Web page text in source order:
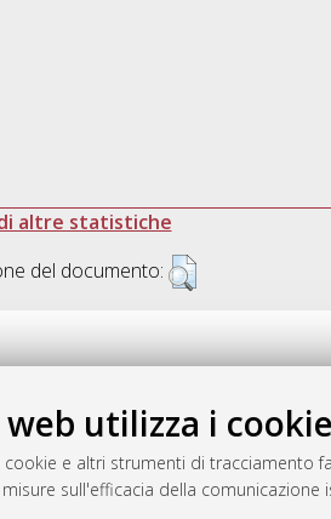
utilizza i cookie
e altri strumenti di tracciamento
sull'efficacia della
altre statistiche
del documento: